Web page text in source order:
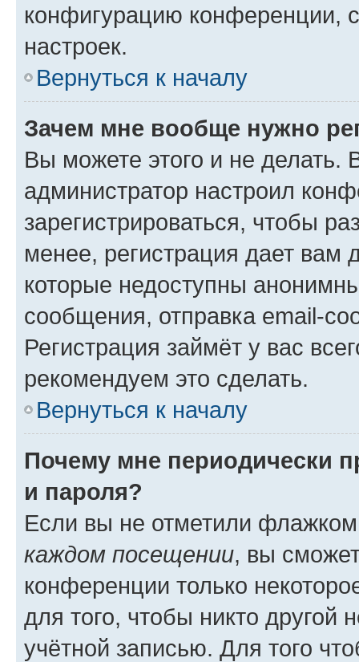
конфигурацию конференции,
настроек.
Вернуться к началу
Зачем мне вообще нужно
Вы можете этого и не делать.
администратор настроил
зарегистрироваться, чтобы
менее, регистрация дает вам
которые недоступны
сообщения, отправка email-
Регистрация займёт у вас
рекомендуем это сделать.
Вернуться к началу
Почему мне периодически
и пароля?
Если вы не отметили
каждом посещении, вы
конференции только
для того, чтобы никто другой
учётной записью. Для того